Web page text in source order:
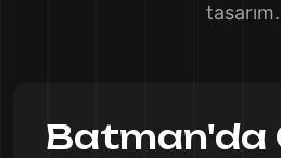
tasarım.
Batman'da